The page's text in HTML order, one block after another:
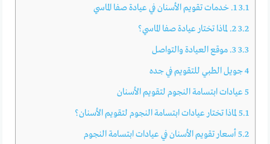
3.11. خدمات تقويم الأسنان في عيادة صفا الماسي
3.22. لماذا تختار عيادة صفا الماسي؟
3.33. موقع العيادة والتواصل
4جويل الطبي للتقويم في جده
5 عيادات ابتسامة النجوم لتقويم الأسنان
5.1لماذا تختار عيادات ابتسامة النجوم لتقويم الأسنان؟
5.2 أسعار تقويم الأسنان في عيادات ابتسامة النجوم